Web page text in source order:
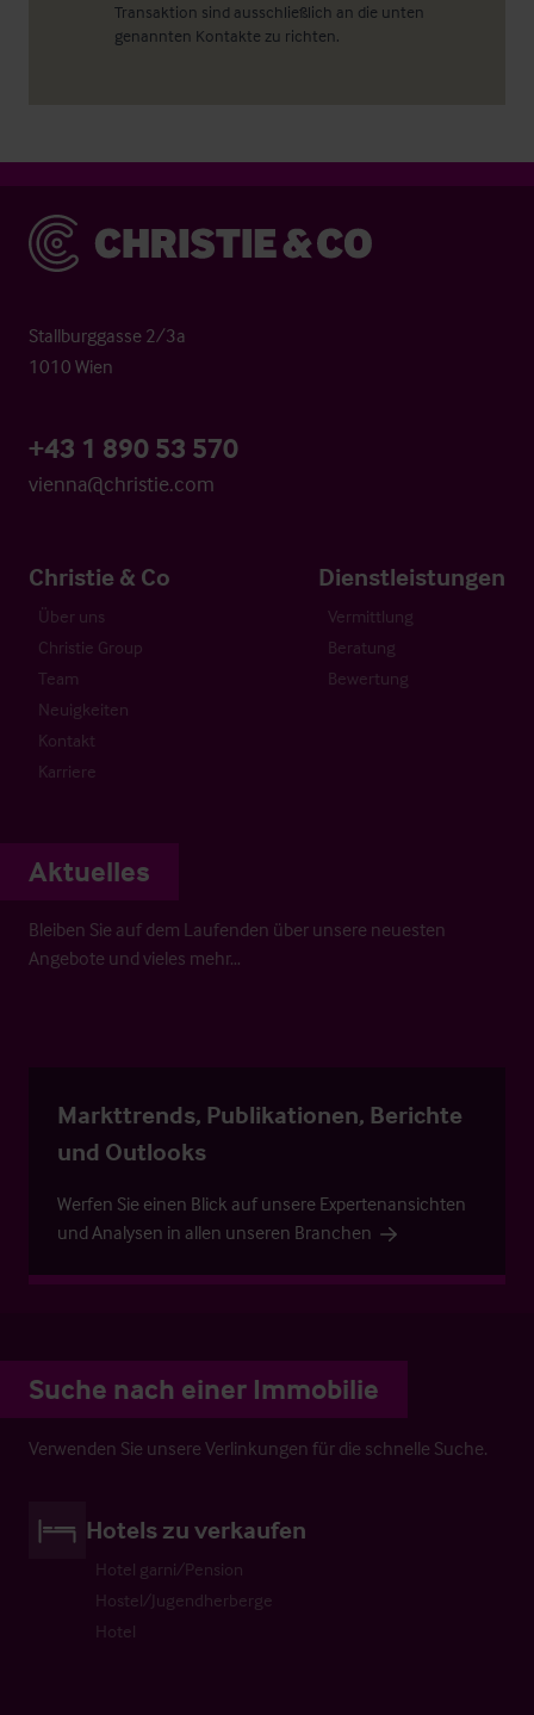
Transaktion sind ausschließlich an die unten
genannten Kontakte zu richten.
Christie & Co
Stallburggasse 2/3a
1010 Wien
+43 1 890 53 570
vienna@christie.com
Christie & Co
Über uns
Christie Group
Team
Neuigkeiten
Kontakt
Karriere
Dienstleistungen
Vermittlung
Beratung
Bewertung
Aktuelles
Bleiben Sie auf dem Laufenden über unsere neuesten
Angebote und vieles mehr…
Markttrends, Publikationen, Berichte
und Outlooks
Werfen Sie einen Blick auf unsere Expertenansichten
und Analysen in allen unseren Branchen
Suche nach einer Immobilie
Verwenden Sie unsere Verlinkungen für die schnelle Suche.
Hotels zu verkaufen
Hotel garni/Pension
Hostel/Jugendherberge
Hotel